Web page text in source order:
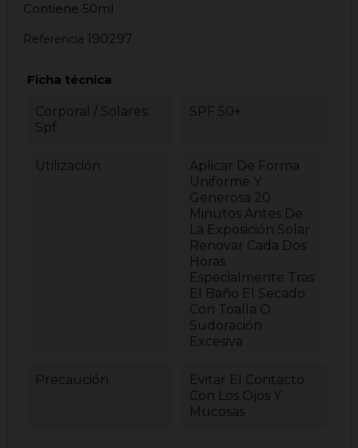
Contiene 50ml
Referencia 190297
Ficha técnica
Corporal / Solares:
Spf
SPF 50+
Utilización
Aplicar De Forma
Uniforme Y
Generosa 20
Minutos Antes De
La Exposición Solar
Renovar Cada Dos
Horas
Especialmente Tras
El Baño El Secado
Con Toalla O
Sudoración
Excesiva
Precaución
Evitar El Contacto
Con Los Ojos Y
Mucosas